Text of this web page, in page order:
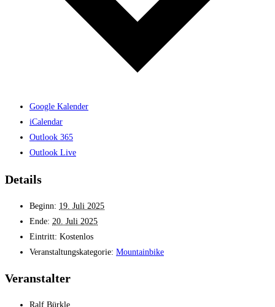
Google Kalender
iCalendar
Outlook 365
Outlook Live
Details
Beginn: 19. Juli 2025
Ende: 20. Juli 2025
Eintritt: Kostenlos
Veranstaltungskategorie: Mountainbike
Veranstalter
Ralf Bürkle